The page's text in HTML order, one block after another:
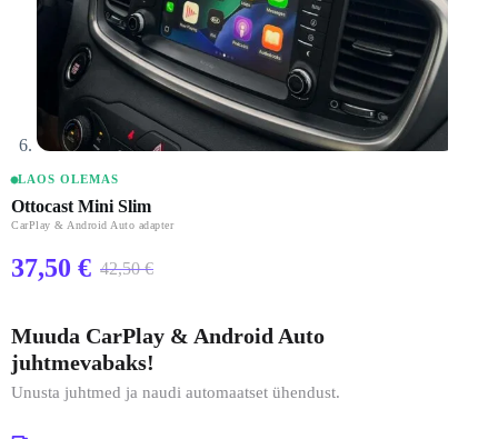
LAOS OLEMAS
Ottocast Mini Slim
CarPlay & Android Auto adapter
42,50€
Algne
42,50 €.
37,50 €
Praegune
37,50 €.
Muuda CarPlay & Android Auto
juhtmevabaks!
Unusta juhtmed ja naudi automaatset ühendust.